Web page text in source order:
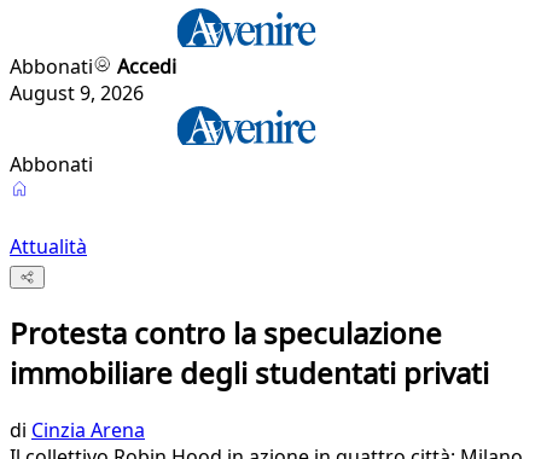
Abbonati
Accedi
August 9, 2026
Abbonati
Attualità
Protesta contro la speculazione
immobiliare degli studentati privati
di Cinzia Arena